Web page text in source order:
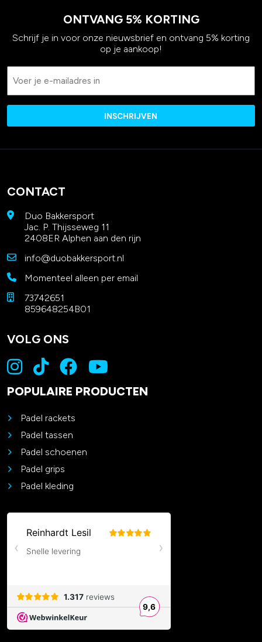
ONTVANG 5% KORTING
Schrijf je in voor onze nieuwsbrief en ontvang 5% korting
op je aankoop!
CONTACT
Duo Bakkersport
Jac. P. Thijsseweg 11
2408ER Alphen aan den rijn
info@duobakkersport.nl
Momenteel alleen per email
73742651
859648254B01
VOLG ONS
POPULAIRE PRODUCTEN
Padel rackets
Padel tassen
Padel schoenen
Padel grips
Padel kleding